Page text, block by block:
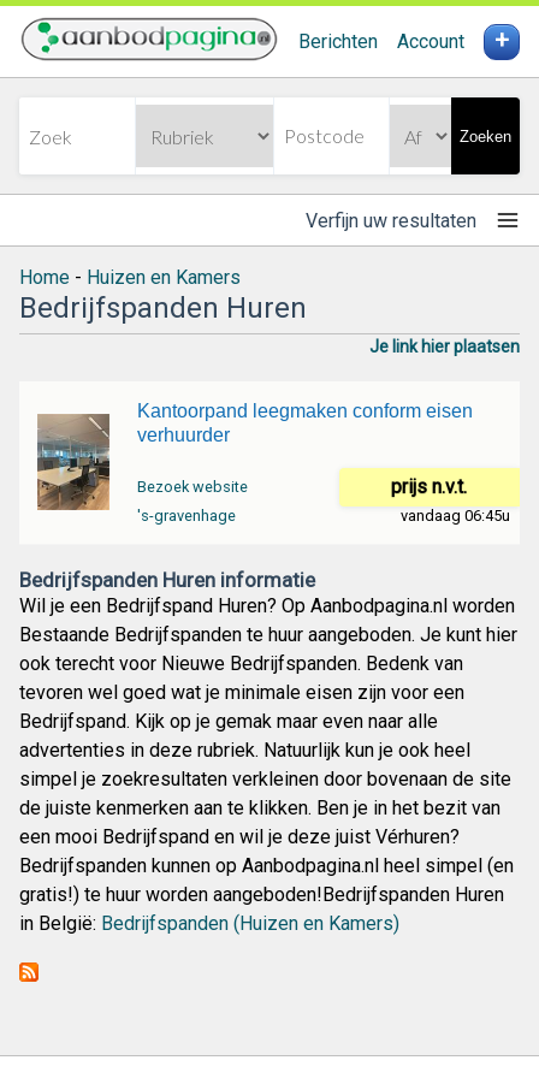
Berichten Account +
Zoeken
Verfijn uw resultaten
Home - Huizen en Kamers
Bedrijfspanden Huren
Je link hier plaatsen
Kantoorpand leegmaken conform eisen
verhuurder
Bezoek website prijs n.v.t.
's-gravenhage vandaag 06:45u
Bedrijfspanden Huren informatie
Wil je een Bedrijfspand Huren? Op Aanbodpagina.nl worden
Bestaande Bedrijfspanden te huur aangeboden. Je kunt hier
ook terecht voor Nieuwe Bedrijfspanden. Bedenk van
tevoren wel goed wat je minimale eisen zijn voor een
Bedrijfspand. Kijk op je gemak maar even naar alle
advertenties in deze rubriek. Natuurlijk kun je ook heel
simpel je zoekresultaten verkleinen door bovenaan de site
de juiste kenmerken aan te klikken. Ben je in het bezit van
een mooi Bedrijfspand en wil je deze juist Vérhuren?
Bedrijfspanden kunnen op Aanbodpagina.nl heel simpel (en
gratis!) te huur worden aangeboden!Bedrijfspanden Huren
in België: Bedrijfspanden (Huizen en Kamers)